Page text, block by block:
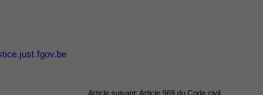
Article suivant: Article 969 du Code civil